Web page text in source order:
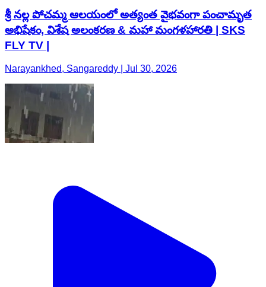
శ్రీ నల్ల పోచమ్మ ఆలయంలో అత్యంత వైభవంగా పంచామృత
అభిషేకం, విశేష అలంకరణ & మహా మంగళహారతి | SKS
FLY TV |
Narayankhed, Sangareddy | Jul 30, 2026